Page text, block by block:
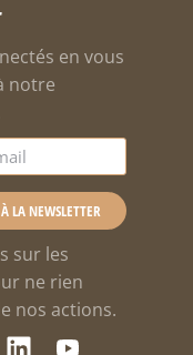
en vous
notre
LA NEWSLETTER
sur les
ne rien
nos actions.